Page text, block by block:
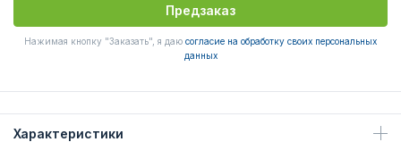
Предзаказ
Нажимая кнопку "Заказать", я даю согласие на обработку своих персональных
данных
Характеристики